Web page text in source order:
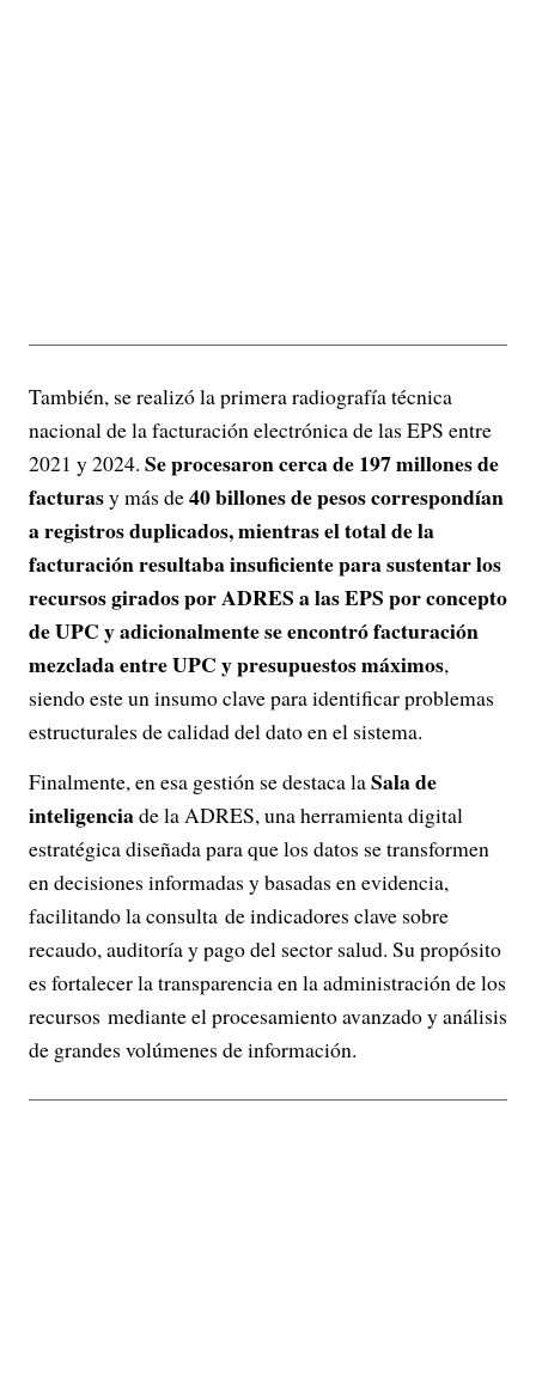
También, se realizó la primera radiografía técnica
nacional de la facturación electrónica de las EPS entre
2021 y 2024. Se procesaron cerca de 197 millones de
facturasy más de40 billones de pesos correspondían
a registros duplicados, mientras el total de la
facturación resultaba insuficiente para sustentar los
recursos girados por ADRES a las EPS por concepto
de UPC y adicionalmente se encontró facturación
mezclada entre UPC y presupuestos máximos,
siendo este un insumo clave para identificar problemas
estructurales de calidad del dato en el sistema.
Finalmente, en esa gestión se destaca laSala de
inteligenciade la ADRES, una herramienta digital
estratégica diseñada para que los datos se transformen
en decisiones informadas y basadas en evidencia,
facilitando la consulta de indicadores clave sobre
recaudo, auditoría y pago del sector salud. Su propósito
es fortalecer la transparencia en la administración de los
recursos mediante el procesamiento avanzado y análisis
de grandes volúmenes de información.